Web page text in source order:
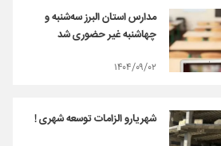
مدارس استان البرز سه‌شنبه و
چهاشنبه غیر حضوری شد
۱۴۰۴/۰۹/۰۲
شهریارو الزامات توسعه شهری !